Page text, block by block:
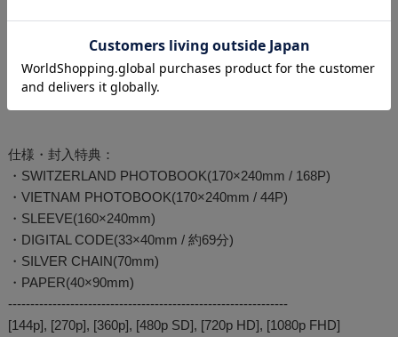
をそのまま込めたフォトカード6種とインスタントフォト4種
など、様々な構成品を通じて一緒に過ごしたからこそ楽しか
った2人の旅路を特別に感じることができます。
※韓国輸入版となりますので、表記はすべてハングルです。
仕様・封入特典：
・SWITZERLAND PHOTOBOOK(170×240mm / 168P)
・VIETNAM PHOTOBOOK(170×240mm / 44P)
・SLEEVE(160×240mm)
・DIGITAL CODE(33×40mm / 約69分)
・SILVER CHAIN(70mm)
・PAPER(40×90mm)
---------------------------------------------------------------
[144p], [270p], [360p], [480p SD], [720p HD], [1080p FHD]